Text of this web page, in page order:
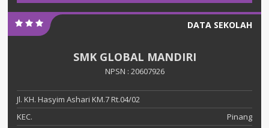
DATA SEKOLAH
SMK GLOBAL MANDIRI
NPSN : 20607926
Jl. KH. Hasyim Ashari KM.7 Rt.04/02
KEC.
Pinang